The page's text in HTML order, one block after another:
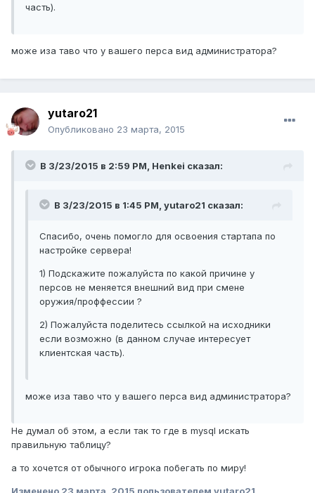
часть).
може иза таво что у вашего перса вид администратора?
yutaro21
Опубликовано 23 марта, 2015
В 3/23/2015 в 2:59 PM, Henkei сказал:
В 3/23/2015 в 1:45 PM, yutaro21 сказал:
Спасибо, очень помогло для освоения стартапа по
настройке сервера!
1) Подскажите пожалуйста по какой причине у
персов не меняется внешний вид при смене
оружия/проффессии ?
2) Пожалуйста поделитесь ссылкой на исходники
если возможно (в данном случае интересует
клиентская часть).
може иза таво что у вашего перса вид администратора?
Не думал об этом, а если так то где в mysql искать
правильную таблицу?
а то хочется от обычного игрока побегать по миру!
Изменено 23 марта, 2015 пользователем yutaro21